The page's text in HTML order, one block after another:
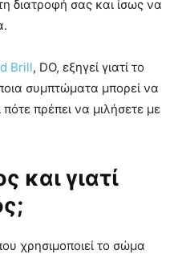
διατροφή σας και ίσως να
Brill, DO, εξηγεί γιατί το
συμπτώματα μπορεί να
πρέπει να μιλήσετε με
και γιατί
χρησιμοποιεί το σώμα